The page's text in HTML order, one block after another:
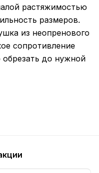
растяжимостью
размеров.
из неопренового
сопротивление
до нужной